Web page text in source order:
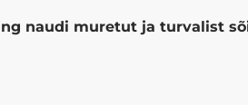
naudi muretut ja turvalist